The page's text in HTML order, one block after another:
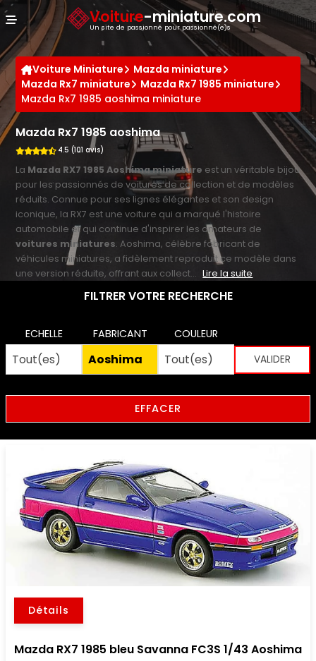
Voiture-miniature.com
Un site de passionné pour passionné(e)s
Voiture Miniature
Mazda miniature
Mazda Rx7 miniature
Mazda Rx7 1985 miniature
Mazda Rx7 1985 aoshima miniature
Mazda Rx7 1985 aoshima
4.5 (101 avis)
La Mazda RX7 1985 Aoshima miniature est un véritable bijou
pour les passionnés de voitures de collection et de modèles
réduits. Connue pour ses lignes élégantes et son design
iconique, la RX7 est une voiture qui a marqué l'histoire
automobile et qui continue d'inspirer les amateurs de
voitures miniatures. Aoshima, célèbre fabricant de
véhicules miniatures, a fidèlement reproduit ce modèle dans
une version réduite, offrant aux collect... Lire la suite
FILTRER VOTRE RECHERCHE
ECHELLE FABRICANT COULEUR
EFFACER
Détails
Mazda RX7 1985 bleu Savanna FC3S 1/43 Aoshima
Panneau de gestion des cookies